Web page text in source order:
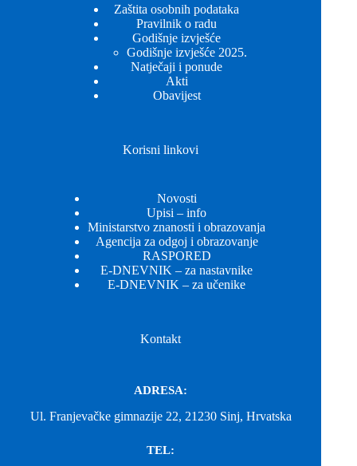
Zaštita osobnih podataka
Pravilnik o radu
Godišnje izvješće
Godišnje izvješće 2025.
Natječaji i ponude
Akti
Obavijest
Korisni linkovi
Novosti
Upisi – info
Ministarstvo znanosti i obrazovanja
Agencija za odgoj i obrazovanje
RASPORED
E-DNEVNIK – za nastavnike
E-DNEVNIK – za učenike
Kontakt
ADRESA:
Ul. Franjevačke gimnazije 22, 21230 Sinj, Hrvatska
TEL: